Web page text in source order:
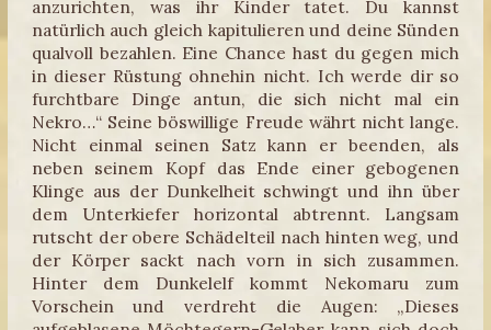
anzurichten, was ihr Kinder tatet. Du kannst
natürlich auch gleich kapitulieren und deine Sünden
qualvoll bezahlen. Eine Chance hast du gegen mich
in dieser Rüstung ohnehin nicht. Ich werde dir so
furchtbare Dinge antun, die sich nicht mal ein
Nekro…“ Seine böswillige Freude währt nicht lange.
Nicht einmal seinen Satz kann er beenden, als
neben seinem Kopf das Ende einer gebogenen
Klinge aus der Dunkelheit schwingt und ihn über
dem Unterkiefer horizontal abtrennt. Langsam
rutscht der obere Schädelteil nach hinten weg, und
der Körper sackt nach vorn in sich zusammen.
Hinter dem Dunkelelf kommt Nekomaru zum
Vorschein und verdreht die Augen: „Dieses